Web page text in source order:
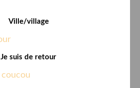
Ville/village
Je suis de retour